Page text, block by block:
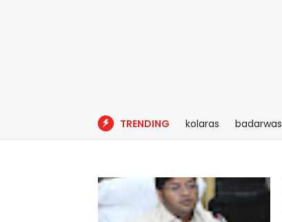
TRENDING kolaras badarwas